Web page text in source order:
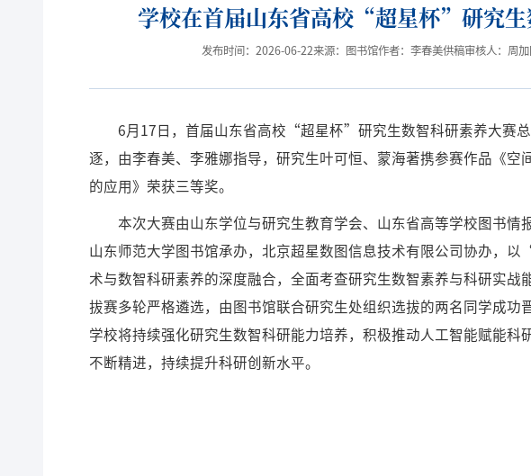
学校在首届山东省高校“超星杯”研究生
发布时间：2026-06-22来源：图书馆作者：李春美供稿审核人：周
6月17日，首届山东省高校“超星杯”研究生数智科研素养大赛
逐，由李春美、李雅娜指导，研究生叶可恒、蒙海著携参赛作品《空
的应用》荣获三等奖。
本次大赛由山东学位与研究生教育学会、山东省高等学校图书情
山东师范大学图书馆承办，北京超星数图信息技术有限公司协办，
术与数智科研素养的深度融合，全面考查研究生数智素养与科研实战
拔赛多轮严格遴选，由图书馆联合研究生处组织选拔的两名同学成功
学校将持续强化研究生数智科研能力培养，积极推动人工智能赋能科
不断精进，持续提升科研创新水平。